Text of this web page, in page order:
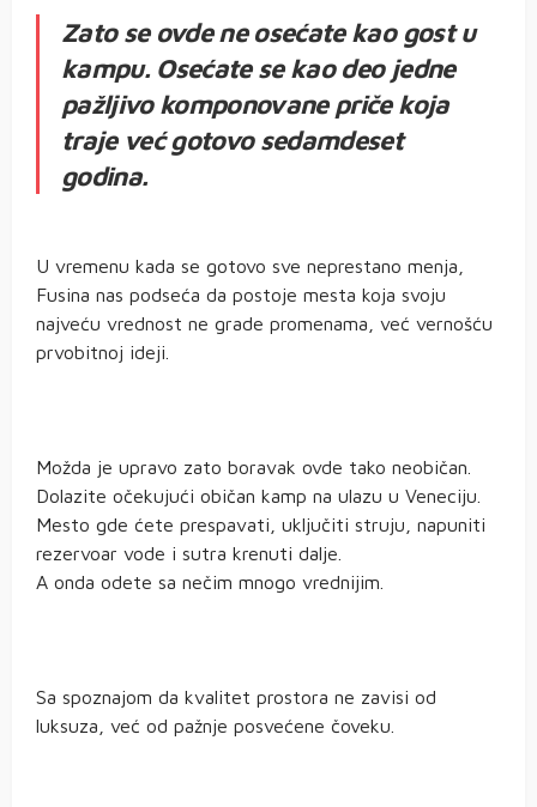
Zato se ovde ne osećate kao gost u
kampu. Osećate se kao deo jedne
pažljivo komponovane priče koja
traje već gotovo sedamdeset
godina.
U vremenu kada se gotovo sve neprestano menja,
Fusina nas podseća da postoje mesta koja svoju
najveću vrednost ne grade promenama, već vernošću
prvobitnoj ideji.
Možda je upravo zato boravak ovde tako neobičan.
Dolazite očekujući običan kamp na ulazu u Veneciju.
Mesto gde ćete prespavati, uključiti struju, napuniti
rezervoar vode i sutra krenuti dalje.
A onda odete sa nečim mnogo vrednijim.
Sa spoznajom da kvalitet prostora ne zavisi od
luksuza, već od pažnje posvećene čoveku.